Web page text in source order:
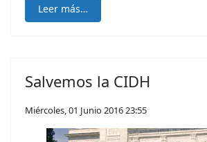
Leer más…
Salvemos la CIDH
Miércoles, 01 Junio 2016 23:55